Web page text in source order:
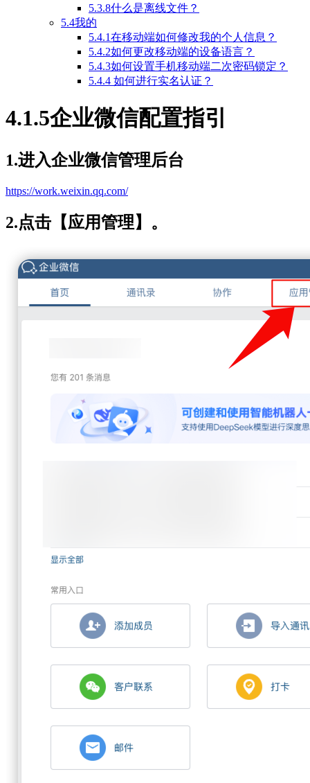
5.3.8什么是离线文件？
5.4我的
5.4.1在移动端如何修改我的个人信息？
5.4.2如何更改移动端的设备语言？
5.4.3如何设置手机移动端二次密码锁定？
5.4.4 如何进行实名认证？
4.1.5企业微信配置指引
1.进入企业微信管理后台
https://work.weixin.qq.com/
2.点击【应用管理】。